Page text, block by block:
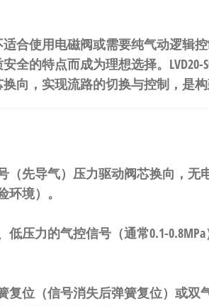
合使用电磁阀或需要纯气动逻辑
全的特点而成为理想选择。
向，实现流路的切换与控制，是
（先导气）压力驱动阀芯换向，无
环境）。
压力的气控信号（通常0.1-
复位 （信号消失后弹簧复位）或双